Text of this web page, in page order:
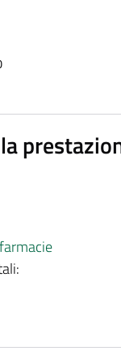
farmacie